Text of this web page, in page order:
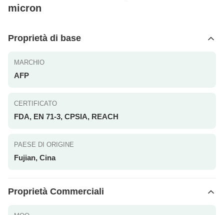
micron
Proprietà di base
MARCHIO
AFP
CERTIFICATO
FDA, EN 71-3, CPSIA, REACH
PAESE DI ORIGINE
Fujian, Cina
Proprietà Commerciali